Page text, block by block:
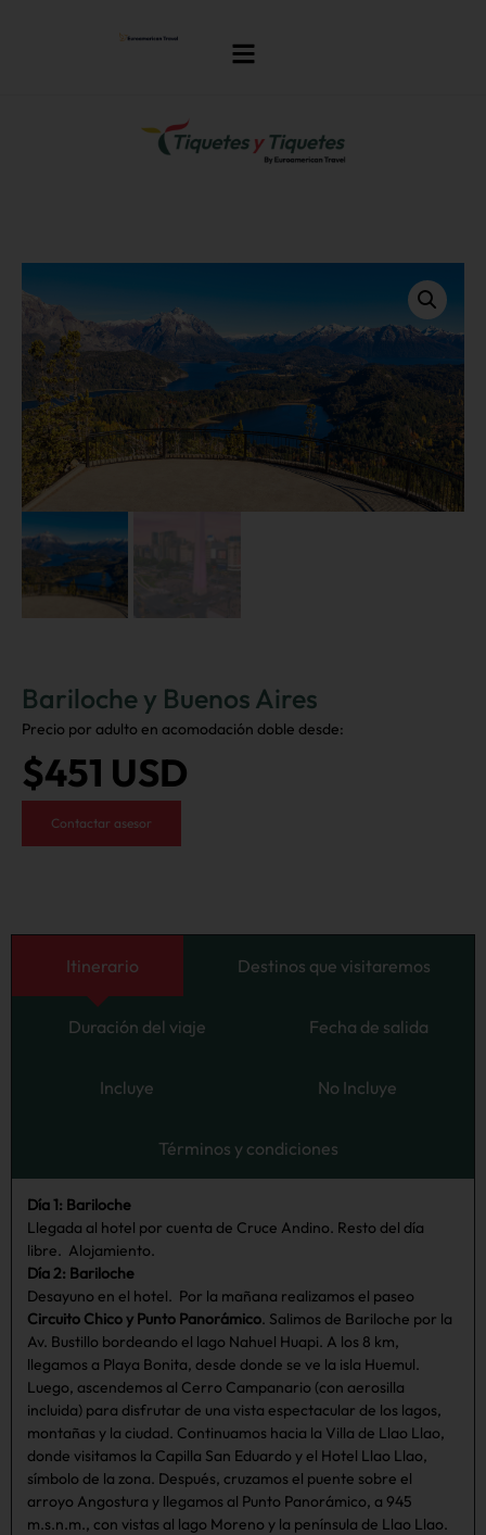
Bariloche y Buenos Aires
Precio por adulto en acomodación doble desde:
$451 USD
Contactar asesor
Itinerario Destinos que visitaremos
Duración del viaje Fecha de salida
Incluye No Incluye
Términos y condiciones
Día 1: Bariloche
Llegada al hotel por cuenta de Cruce Andino. Resto del día
libre. Alojamiento.
Día 2: Bariloche
Desayuno en el hotel. Por la mañana realizamos el paseo
Circuito Chico y Punto Panorámico . Salimos de Bariloche por la
Av. Bustillo bordeando el lago Nahuel Huapi. A los 8 km,
llegamos a Playa Bonita, desde donde se ve la isla Huemul.
Luego, ascendemos al Cerro Campanario (con aerosilla
incluida) para disfrutar de una vista espectacular de los lagos,
montañas y la ciudad. Continuamos hacia la Villa de Llao Llao,
donde visitamos la Capilla San Eduardo y el Hotel Llao Llao,
símbolo de la zona. Después, cruzamos el puente sobre el
arroyo Angostura y llegamos al Punto Panorámico, a 945
m.s.n.m., con vistas al lago Moreno y la península de Llao Llao.